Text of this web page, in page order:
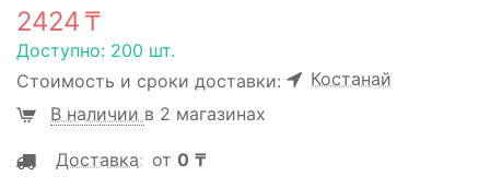
2424 ₸
Доступно: 200 шт.
Стоимость и сроки доставки:
Костанай
В наличии в 2 магазинах
Доставка: от 0 ₸